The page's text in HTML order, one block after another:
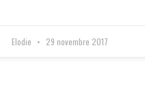
Elodie 29 novembre 2017